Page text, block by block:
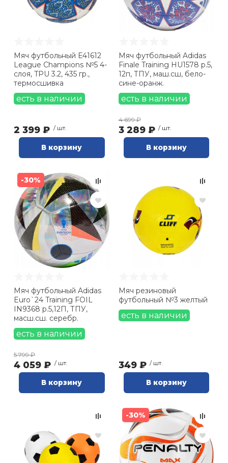
Ролики для
Упоры для
Утяжелители
Аксессуары
йоги
Медболы
Пояса
Тренировочный (
Мяч футбольный E41612
League Champions №5 4-
слоя, TPU 3.2, 435 гр.,
термосшивка
есть в наличии
2 399 ₽ / шт.
В корзину
Мяч футбольный Adidas
Finale Training HU1578 р.5,
12п, ТПУ, маш.сш, бело-
сине-оранж.
есть в наличии
4 699 ₽
3 289 ₽ / шт.
В корзину
-30%
Мяч футбольный Adidas
Euro`24 Training FOIL
IN9368 р.5,12П, ТПУ,
масш.сш. серебр.
есть в наличии
5 799 ₽
4 059 ₽ / шт.
В корзину
Мяч резиновый
футбольный №3 желтый
есть в наличии
349 ₽ / шт.
В корзину
-30%